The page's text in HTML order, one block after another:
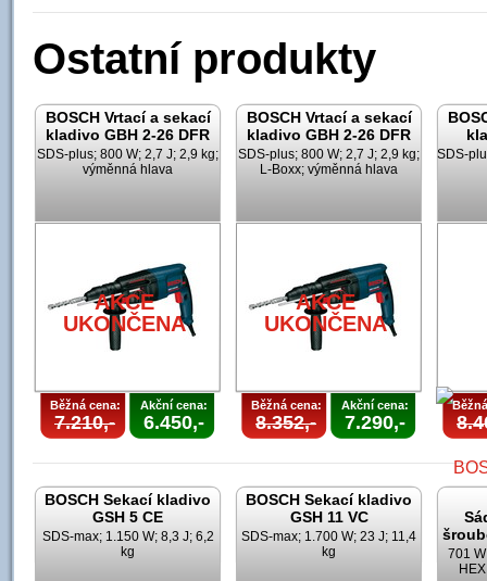
Ostatní produkty
BOSCH Vrtací a sekací
kladivo GBH 2-26 DFR
SDS-plus; 800 W; 2,7 J; 2,9 kg;
výměnná hlava
AKCE
UKONČENA
Běžná cena:
7.210,-
Akční cena:
6.450,-
BOSCH Vrtací a sekací
kladivo GBH 2-26 DFR
SDS-plus; 800 W; 2,7 J; 2,9 kg;
L-Boxx; výměnná hlava
AKCE
UKONČENA
Běžná cena:
8.352,-
Akční cena:
7.290,-
SDS-
BOSCH Sekací kladivo
GSH 5 CE
SDS-max; 1.150 W; 8,3 J; 6,2
kg
BOSCH Sekací kladivo
GSH 11 VC
SDS-max; 1.700 W; 23 J; 11,4
kg
701